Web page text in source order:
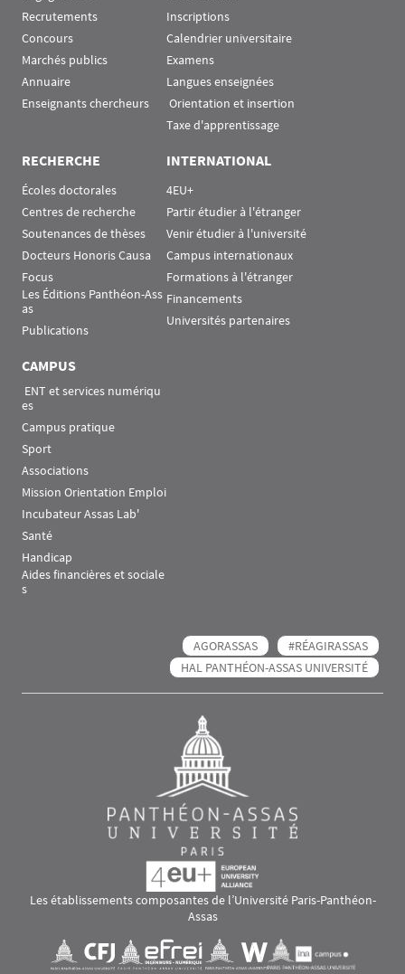
Recrutements
Concours
Marchés publics
Annuaire
Enseignants chercheurs
Inscriptions
Calendrier universitaire
Examens
Langues enseignées
Orientation et insertion
Taxe d'apprentissage
RECHERCHE
Écoles doctorales
Centres de recherche
Soutenances de thèses
Docteurs Honoris Causa
Focus
Les Éditions Panthéon-Ass
as
Publications
INTERNATIONAL
4EU+
Partir étudier à l'étranger
Venir étudier à l'université
Campus internationaux
Formations à l'étranger
Financements
Universités partenaires
CAMPUS
es
Campus pratique
Sport
Associations
Mission Orientation Emploi
Incubateur Assas Lab'
Santé
Handicap
Aides financières et sociale
s
AGORASSAS
#RÉAGIRASSAS
HAL PANTHÉON-ASSAS UNIVERSITÉ
Les établissements composantes de l’Université Paris-Panthéon-
Assas
Visuel svgVisuel svg Visuel svgVisuel svg